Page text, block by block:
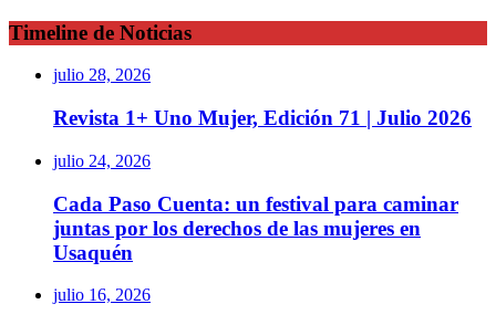
Timeline de Noticias
julio 28, 2026
Revista 1+ Uno Mujer, Edición 71 | Julio 2026
julio 24, 2026
Cada Paso Cuenta: un festival para caminar
juntas por los derechos de las mujeres en
Usaquén
julio 16, 2026